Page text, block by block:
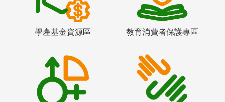
學產基金資源區 教育消費者保護專區